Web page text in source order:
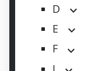
D
E
F